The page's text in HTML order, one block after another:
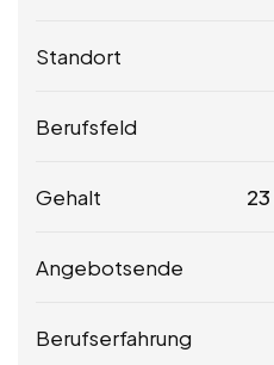
Standort
Berufsfeld
Gehalt 23
Angebotsende
Berufserfahrung